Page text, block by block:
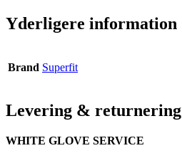
Yderligere information
Brand Superfit
Levering & returnering
WHITE GLOVE SERVICE